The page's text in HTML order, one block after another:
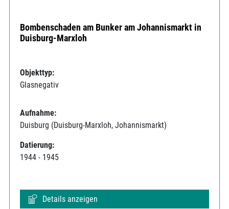
Bombenschaden am Bunker am Johannismarkt in
Duisburg-Marxloh
Objekttyp:
Glasnegativ
Aufnahme:
Duisburg (Duisburg-Marxloh, Johannismarkt)
Datierung:
1944 - 1945
Details anzeigen